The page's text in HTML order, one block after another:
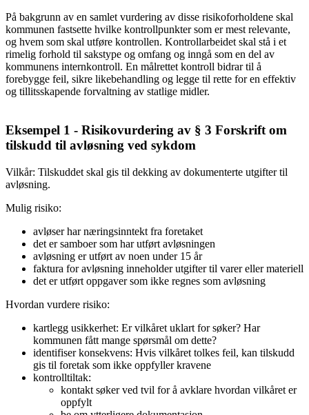
På bakgrunn av en samlet vurdering av disse risikoforholdene skal
kommunen fastsette hvilke kontrollpunkter som er mest relevante,
og hvem som skal utføre kontrollen. Kontrollarbeidet skal stå i et
rimelig forhold til sakstype og omfang og inngå som en del av
kommunens internkontroll. En målrettet kontroll bidrar til å
forebygge feil, sikre likebehandling og legge til rette for en effektiv
og tillitsskapende forvaltning av statlige midler.
Eksempel 1 - Risikovurdering av § 3 Forskrift om
tilskudd til avløsning ved sykdom
Vilkår: Tilskuddet skal gis til dekking av dokumenterte utgifter til
avløsning.
Mulig risiko:
avløser har næringsinntekt fra foretaket
det er samboer som har utført avløsningen
avløsning er utført av noen under 15 år
faktura for avløsning inneholder utgifter til varer eller materiell
det er utført oppgaver som ikke regnes som avløsning
Hvordan vurdere risiko:
kartlegg usikkerhet: Er vilkåret uklart for søker? Har
kommunen fått mange spørsmål om dette?
identifiser konsekvens: Hvis vilkåret tolkes feil, kan tilskudd
gis til foretak som ikke oppfyller kravene
kontrolltiltak:
kontakt søker ved tvil for å avklare hvordan vilkåret er
oppfylt